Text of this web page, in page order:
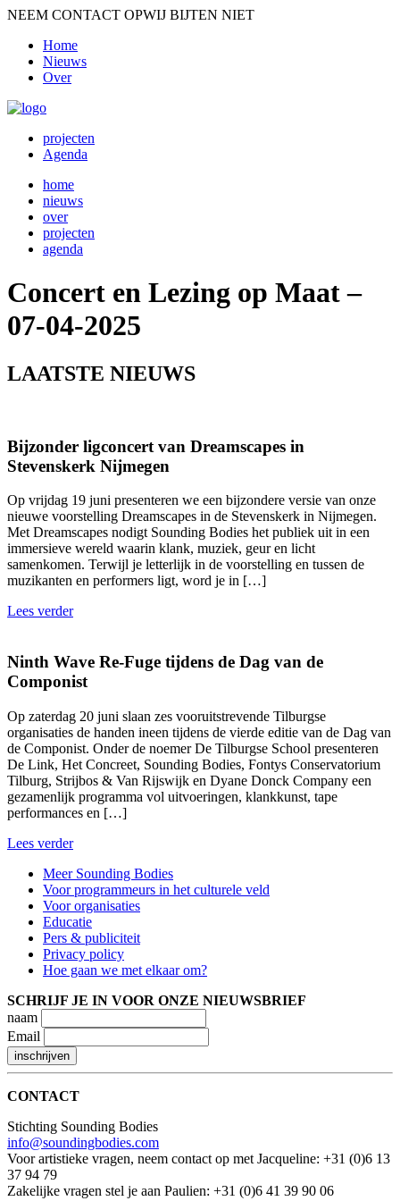
NEEM CONTACT OPWIJ BIJTEN NIET
Home
Nieuws
Over
projecten
Agenda
home
nieuws
over
projecten
agenda
Concert en Lezing op Maat –
07-04-2025
LAATSTE NIEUWS
Bijzonder ligconcert van Dreamscapes in
Stevenskerk Nijmegen
Op vrijdag 19 juni presenteren we een bijzondere versie van onze
nieuwe voorstelling Dreamscapes in de Stevenskerk in Nijmegen.
Met Dreamscapes nodigt Sounding Bodies het publiek uit in een
immersieve wereld waarin klank, muziek, geur en licht
samenkomen. Terwijl je letterlijk in de voorstelling en tussen de
muzikanten en performers ligt, word je in […]
Lees verder
Ninth Wave Re-Fuge tijdens de Dag van de
Componist
Op zaterdag 20 juni slaan zes vooruitstrevende Tilburgse
organisaties de handen ineen tijdens de vierde editie van de Dag van
de Componist. Onder de noemer De Tilburgse School presenteren
De Link, Het Concreet, Sounding Bodies, Fontys Conservatorium
Tilburg, Strijbos & Van Rijswijk en Dyane Donck Company een
gezamenlijk programma vol uitvoeringen, klankkunst, tape
performances en […]
Lees verder
Meer Sounding Bodies
Voor programmeurs in het culturele veld
Voor organisaties
Educatie
Pers & publiciteit
Privacy policy
Hoe gaan we met elkaar om?
SCHRIJF JE IN VOOR ONZE NIEUWSBRIEF
naam
Email
CONTACT
Stichting Sounding Bodies
info@soundingbodies.com
Voor artistieke vragen, neem contact op met Jacqueline: +31 (0)6 13
37 94 79
Zakelijke vragen stel je aan Paulien: +31 (0)6 41 39 90 06